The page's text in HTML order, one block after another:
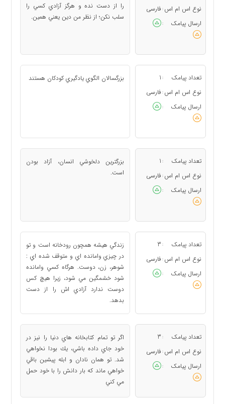
نوع اس ام اس : فارسی
ارسال پیامک
:
را از دست نده و هرگز آزادي كسي را
سلب نكن؛ از نظر من دين يعني همين.
تعداد پیامک :
1
نوع اس ام اس : فارسی
ارسال پیامک
:
بزرگسالان الگوي يادگيري كودكان هستند
تعداد پیامک :
1
نوع اس ام اس : فارسی
ارسال پیامک
:
بزرگترين دلخوشي انسان، آزاد بودن
است.
تعداد پیامک :
3
نوع اس ام اس : فارسی
ارسال پیامک
:
زندگي هيشه همچون رودخانه است و تو
در چيزي وامانده اي و متوقف شده اي :
شوهر، زن، دوست. هرگاه كسي وامانده
شود خشمگين مي شود، زيرا هيچ كس
دوست ندارد آزادي اش را از دست
بدهد.
تعداد پیامک :
3
نوع اس ام اس : فارسی
ارسال پیامک
:
اگر تو تمام كتابخانه هاي دنيا را نيز در
خود جاي داده باشي، يك بودا نخواهي
شد. تو همان نادان و ابله پيشين باقي
خواهي ماند كه بار دانش را با خود حمل
مي كني